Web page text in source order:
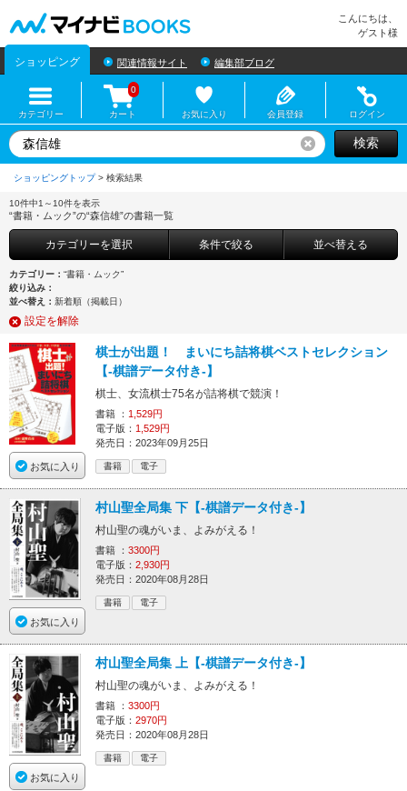
こんにちは、
ゲスト様
ショッピング 関連情報サイト 編集部ブログ
カテゴリー カート
0
お気に入り 会員登録 ログイン
リセット検索
ショッピングトップ>
10件中1～10件を表示
“書籍・ムック”の“森信雄”の書籍一覧
カテゴリーを選択 条件で絞る 並べ替える
カテゴリー： “書籍・ムック”
絞り込み：
並べ替え： 新着順（掲載日）
設定を解除
お気に入り
棋士が出題！ まいにち詰将棋ベストセレクション
【-棋譜データ付き-】
棋士、女流棋士75名が詰将棋で競演！
書籍 ： 1,529円
電子版： 1,529円
発売日：2023年09月25日
書籍 電子
お気に入り
村山聖全局集 下【-棋譜データ付き-】
村山聖の魂がいま、よみがえる！
書籍 ： 3300円
電子版： 2,930円
発売日：2020年08月28日
書籍 電子
お気に入り
村山聖全局集 上【-棋譜データ付き-】
村山聖の魂がいま、よみがえる！
書籍 ： 3300円
電子版： 2970円
発売日：2020年08月28日
書籍 電子